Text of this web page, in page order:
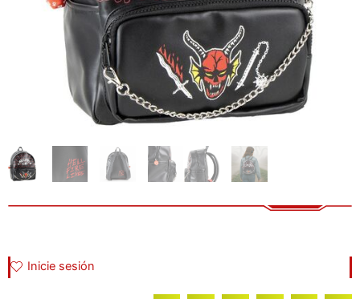
Inicie sesión